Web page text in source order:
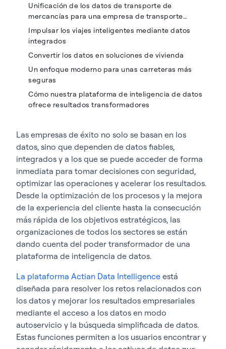
Unificación de los datos de transporte de
mercancías para una empresa de transporte
internacional
Impulsar los viajes inteligentes mediante datos
integrados
Convertir los datos en soluciones de vivienda
Un enfoque moderno para unas carreteras más
seguras
Cómo nuestra plataforma de inteligencia de datos
ofrece resultados transformadores
Las empresas de éxito no solo se basan en los
datos, sino que dependen de datos fiables,
integrados y a los que se puede acceder de forma
inmediata para tomar decisiones con seguridad,
optimizar las operaciones y acelerar los resultados.
Desde la optimización de los procesos y la mejora
de la experiencia del cliente hasta la consecución
más rápida de los objetivos estratégicos, las
organizaciones de todos los sectores se están
dando cuenta del poder transformador de una
plataforma de inteligencia de datos.
La plataforma Actian Data Intelligence está
diseñada para resolver los retos relacionados con
los datos y mejorar los resultados empresariales
mediante el acceso a los datos en modo
autoservicio y la búsqueda simplificada de datos.
Estas funciones permiten a los usuarios encontrar y